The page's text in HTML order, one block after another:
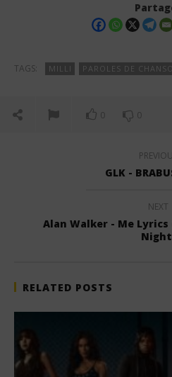
TAGS: MILLI PAROLES DE
0 0
GLK -
NEXT
Alan Walker - Me
RELATED POSTS